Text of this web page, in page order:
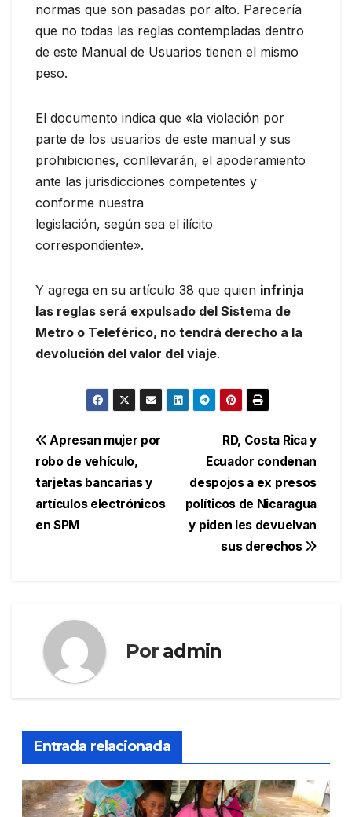
normas que son pasadas por alto. Parecería
que no todas las reglas contempladas dentro
de este Manual de Usuarios tienen el mismo
peso.
El documento indica que «la violación por
parte de los usuarios de este manual y sus
prohibiciones, conllevarán, el apoderamiento
ante las jurisdicciones competentes y
conforme nuestra
legislación, según sea el ilícito
correspondiente».
Y agrega en su artículo 38 que quien infrinja
las reglas será expulsado del Sistema de
Metro o Teleférico, no tendrá derecho a la
devolución del valor del viaje.
Navegación
de
entradas
RD, Costa Rica y
Ecuador condenan
despojos a ex presos
políticos de Nicaragua
y piden les devuelvan
sus derechos
Apresan mujer por
robo de vehículo,
tarjetas bancarias y
artículos electrónicos
en SPM
Por admin
Entrada relacionada